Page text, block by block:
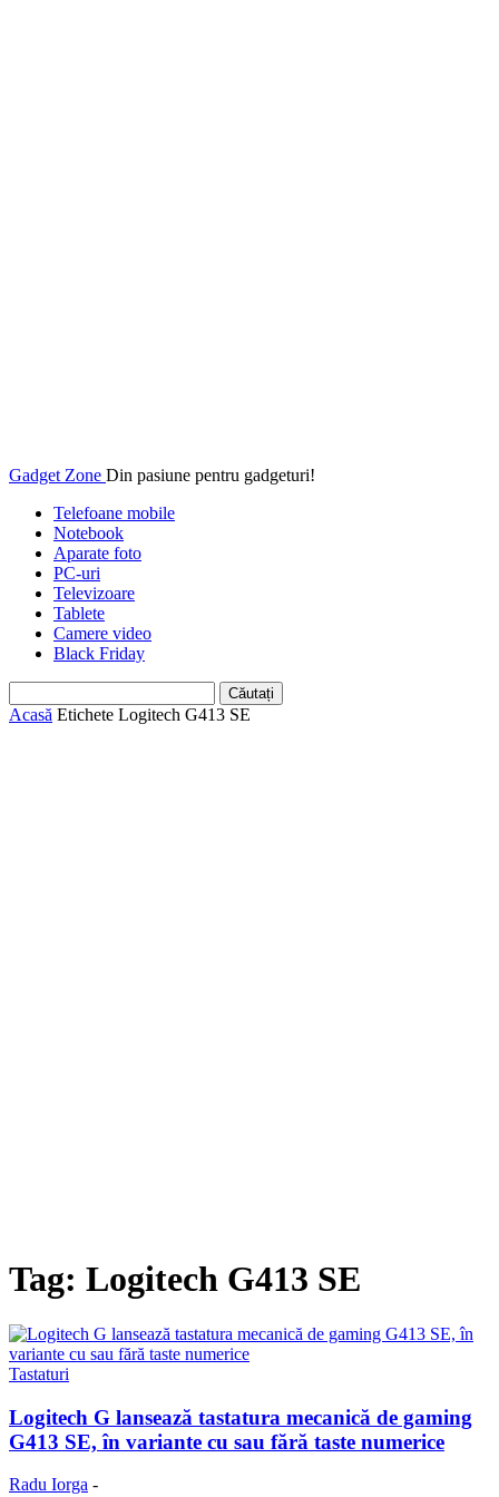
Gadget Zone Din pasiune pentru gadgeturi!
Telefoane mobile
Notebook
Aparate foto
PC-uri
Televizoare
Tablete
Camere video
Black Friday
Acasă Etichete Logitech G413 SE
Tag: Logitech G413 SE
Tastaturi
Logitech G lansează tastatura mecanică de gaming
G413 SE, în variante cu sau fără taste numerice
Radu Iorga -